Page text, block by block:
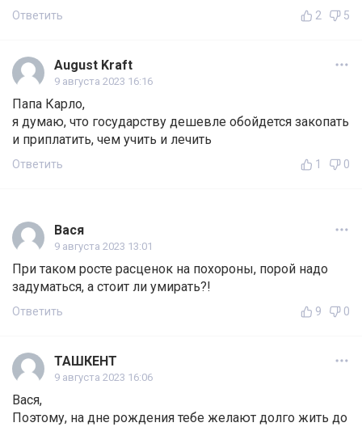
Ответить 2 5
August Kraft
9 августа 2023 16:16
Папа Карло,
я думаю, что государству дешевле обойдется закопать
и приплатить, чем учить и лечить
Ответить 1 0
Вася
9 августа 2023 13:01
При таком росте расценок на похороны, порой надо
задуматься, а стоит ли умирать?!
Ответить 9 0
ТАШКЕНТ
9 августа 2023 16:06
Вася,
Поэтому, на дне рождения тебе желают долго жить до